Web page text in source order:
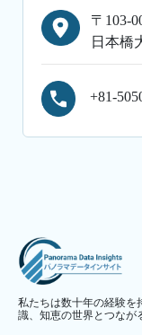
〒103-
日本橋
+81-
私たちは数十年の経験を
識、知恵の世界とつなが